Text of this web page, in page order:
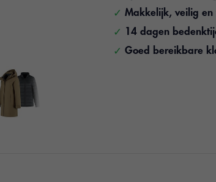
Makkelijk, veilig en
14 dagen
Goed bereikbare